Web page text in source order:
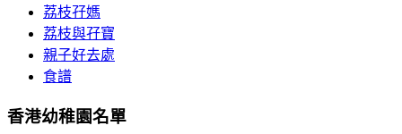
荔枝孖媽
荔枝與孖寶
親子好去處
食譜
香港幼稚園名單